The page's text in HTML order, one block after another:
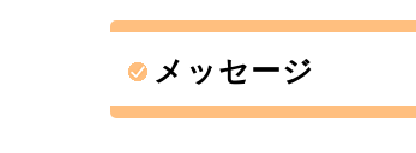
メッセージ